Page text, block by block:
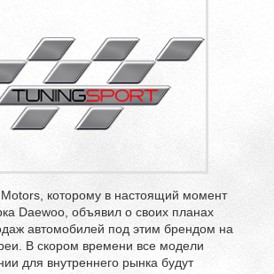
которому в настоящий момент
Daewoo, объявил о своих планах
автомобилей под этим брендом на
В скором времени все модели
для внутреннего рынка будут